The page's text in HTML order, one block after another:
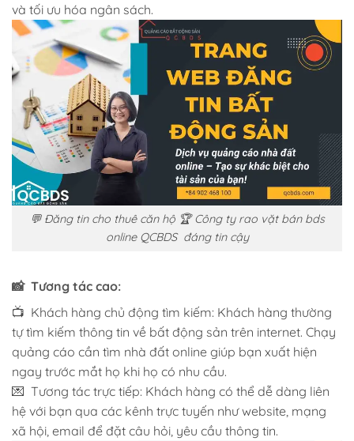
và tối ưu hóa ngân sách.
💬 Đăng tin cho thuê căn hộ 🏆 Công ty rao vặt bán bds
online QCBDS đáng tin cậy
📸 Tương tác cao:
📺 Khách hàng chủ động tìm kiếm: Khách hàng thường
tự tìm kiếm thông tin về bất động sản trên internet. Chạy
quảng cáo cần tìm nhà đất online giúp bạn xuất hiện
ngay trước mắt họ khi họ có nhu cầu.
💌 Tương tác trực tiếp: Khách hàng có thể dễ dàng liên
hệ với bạn qua các kênh trực tuyến như website, mạng
xã hội, email để đặt câu hỏi, yêu cầu thông tin.